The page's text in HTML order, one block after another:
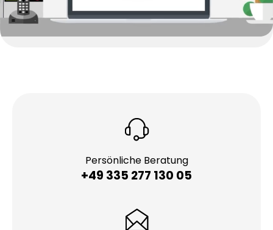
Persönliche Beratung
+49 335 277 130 05